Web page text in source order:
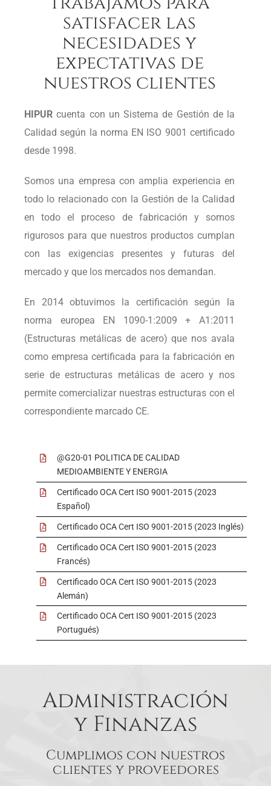
satisfacer las
necesidades y
expectativas de
nuestros clientes
HIPUR cuenta con un Sistema de Gestión de la
Calidad según la norma EN ISO 9001 certificado
desde 1998.
Somos una empresa con amplia experiencia en
todo lo relacionado con la Gestión de la Calidad
en todo el proceso de fabricación y somos
rigurosos para que nuestros productos cumplan
con las exigencias presentes y futuras del
mercado y que los mercados nos demandan.
En 2014 obtuvimos la certificación según la
norma europea EN 1090-1:2009 + A1:2011
(Estructuras metálicas de acero) que nos avala
como empresa certificada para la fabricación en
serie de estructuras metálicas de acero y nos
permite comercializar nuestras estructuras con el
correspondiente marcado CE.
@G20-01 POLITICA DE CALIDAD
MEDIOAMBIENTE Y ENERGIA
Certificado OCA Cert ISO 9001-2015 (2023
Español)
Certificado OCA Cert ISO 9001-2015 (2023 Inglés)
Certificado OCA Cert ISO 9001-2015 (2023
Francés)
Certificado OCA Cert ISO 9001-2015 (2023
Alemán)
Certificado OCA Cert ISO 9001-2015 (2023
Portugués)
Administración
y Finanzas
Cumplimos con nuestros
clientes y proveedores